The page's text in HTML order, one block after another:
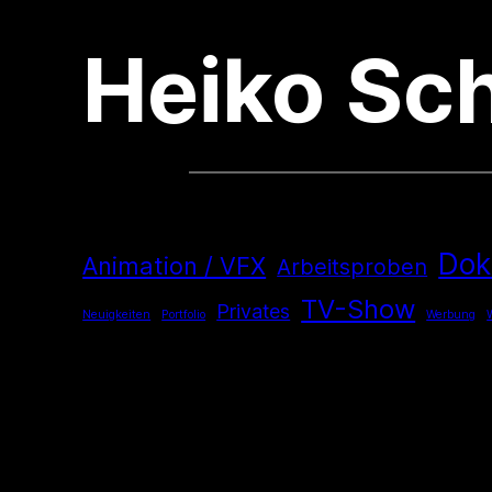
Heiko
Animation / VFX Arbeitsproben
Neuigkeiten Portfolio Privates TV-Show Werbung